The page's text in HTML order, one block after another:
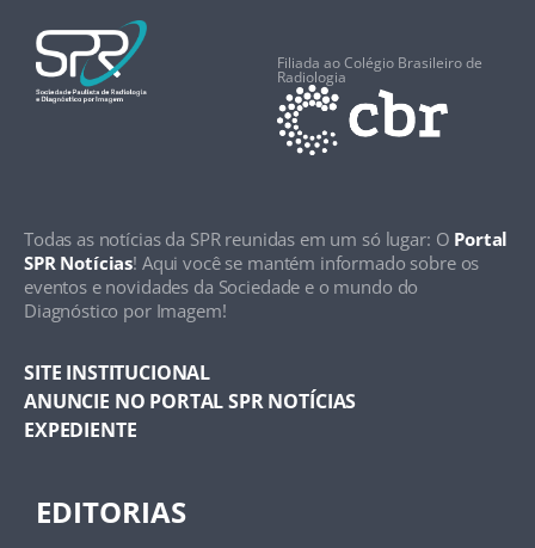
Filiada ao Colégio Brasileiro de
Radiologia
Todas as notícias da SPR reunidas em um só lugar: O Portal
SPR Notícias! Aqui você se mantém informado sobre os
eventos e novidades da Sociedade e o mundo do
Diagnóstico por Imagem!
SITE INSTITUCIONAL
ANUNCIE NO PORTAL SPR NOTÍCIAS
EXPEDIENTE
EDITORIAS